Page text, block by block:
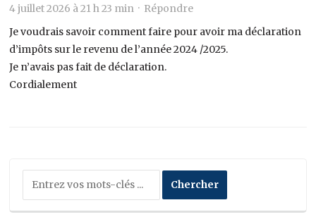
4 juillet 2026 à 21 h 23 min · Répondre
Je voudrais savoir comment faire pour avoir ma déclaration
d’impôts sur le revenu de l’année 2024 /2025.
Je n’avais pas fait de déclaration.
Cordialement